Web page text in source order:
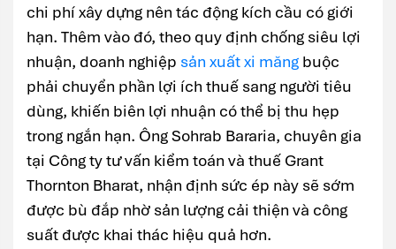
chi phí xây dựng nên tác động kích cầu có giới
hạn. Thêm vào đó, theo quy định chống siêu lợi
nhuận, doanh nghiệp sản xuất xi măng buộc
phải chuyển phần lợi ích thuế sang người tiêu
dùng, khiến biên lợi nhuận có thể bị thu hẹp
trong ngắn hạn. Ông Sohrab Bararia, chuyên gia
tại Công ty tư vấn kiểm toán và thuế Grant
Thornton Bharat, nhận định sức ép này sẽ sớm
được bù đắp nhờ sản lượng cải thiện và công
suất được khai thác hiệu quả hơn.